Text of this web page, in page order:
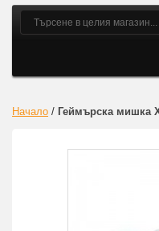
Начало / Геймърска мишка